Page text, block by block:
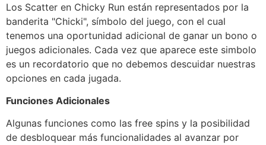
Los Scatter en Chicky Run están representados por la
banderita "Chicki", símbolo del juego, con el cual
tenemos una oportunidad adicional de ganar un bono o
juegos adicionales. Cada vez que aparece este simbolo
es un recordatorio que no debemos descuidar nuestras
opciones en cada jugada.
Funciones Adicionales
Algunas funciones como las free spins y la posibilidad
de desbloquear más funcionalidades al avanzar por